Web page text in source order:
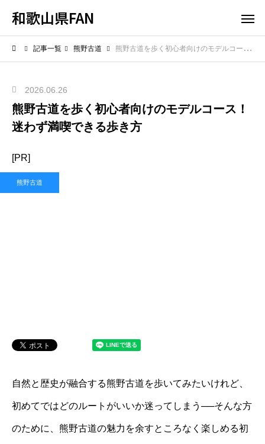
和歌山県FAN
記事一覧 熊野古道 熊野古道を歩く初心者向けのモデルコース！迷わず満喫できる歩き方
2026.06.26
熊野古道を歩く初心者向けのモデルコース！
迷わず満喫できる歩き方
[PR]
熊野古道
自然と歴史が融合する熊野古道を歩いてみたいけれど、
初めてではどのルートがいいか迷ってしまう──そんな方
のために、熊野古道の魅力を余すところなく楽しめる初